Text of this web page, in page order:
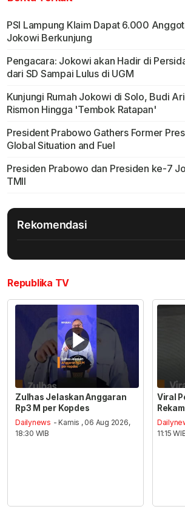
PSI Lampung Klaim Dapat 6.000
Jokowi Berkunjung
Pengacara: Jokowi akan Hadir di
dari SD Sampai Lulus di UGM
Kunjungi Rumah Jokowi di Solo, Budi
Rismon Hingga 'Tembok Ratapan'
President Prabowo Gathers Former
Global Situation and Fuel
Presiden Prabowo dan Presiden ke-7
TMII
Rekomendasi
Republika TV
Zulhas Jelaskan Anggaran
Rp3 M per Kopdes
Dailynews - Kamis , 06 Aug 2026,
18:30 WIB
Viral
11:15